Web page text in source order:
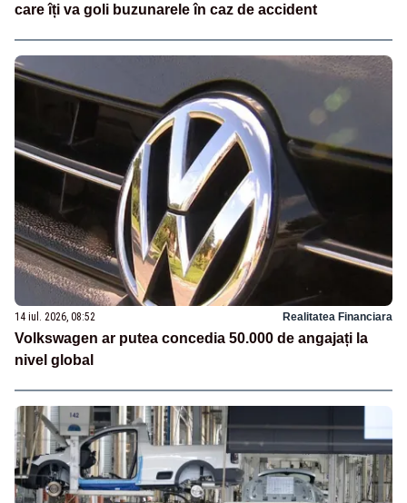
care îți va goli buzunarele în caz de accident
14 iul. 2026, 08:52 Realitatea Financiara
Volkswagen ar putea concedia 50.000 de angajați la
nivel global